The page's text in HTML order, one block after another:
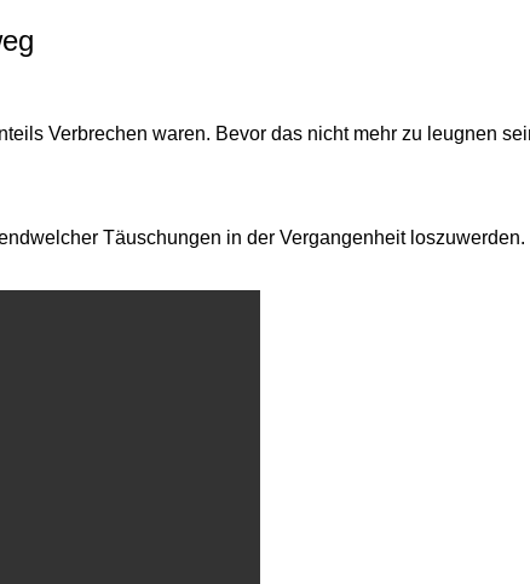
Verbrechen waren. Bevor das nicht mehr zu leugnen
Täuschungen in der Vergangenheit